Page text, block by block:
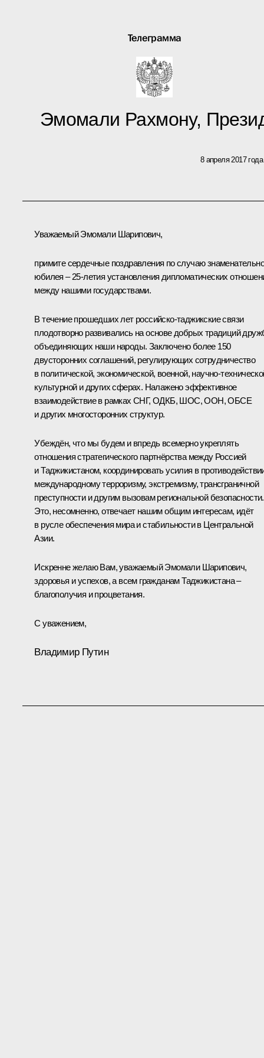
Телеграмма
Эмомали Рахмону,
8 апреля 2017 года
Уважаемый Эмомали Шарипович,
примите сердечные поздравления по случаю
юбилея – 25-летия установления дипломатических
между нашими государствами.
В течение прошедших лет российско-таджикские связи
плодотворно развивались на основе добрых традиций
объединяющих наши народы. Заключено более 150
двусторонних соглашений, регулирующих сотрудничество
в политической, экономической, военной, научно-
культурной и других сферах. Налажено эффективное
взаимодействие в рамках СНГ,ОДКБ, ШОС, ООН,ОБСЕ
и других многосторонних структур.
Убеждён, что мы будем и впредь всемерно укреплять
отношения стратегического партнёрства между Россией
и Таджикистаном, координировать усилия в
международному терроризму, экстремизму, трансграничной
преступности и другим вызовам региональной безопасности.
Это, несомненно, отвечает нашим общим интересам, идёт
в русле обеспечения мира и стабильности в Центральной
Азии.
Искренне желаю Вам, уважаемый Эмомали Шарипович,
здоровья и успехов, а всем гражданам Таджикистана –
благополучия и процветания.
С уважением,
Владимир Путин